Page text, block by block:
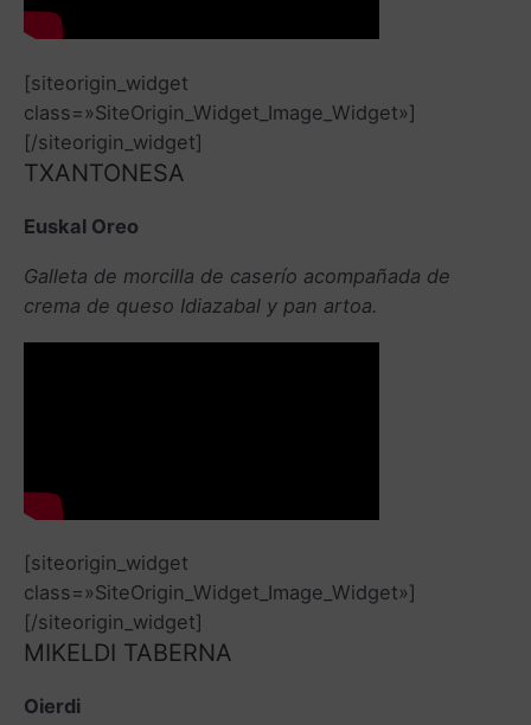
[siteorigin_widget
class=»SiteOrigin_Widget_Image_Widget»]
[/siteorigin_widget]
TXANTONESA
Euskal Oreo
Galleta de morcilla de caserío acompañada de
crema de queso Idiazabal y pan artoa.
[siteorigin_widget
class=»SiteOrigin_Widget_Image_Widget»]
[/siteorigin_widget]
MIKELDI TABERNA
Oierdi